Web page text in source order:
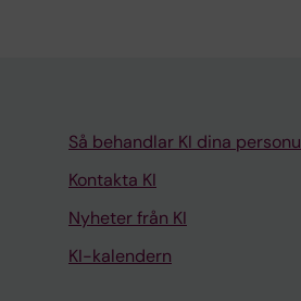
Så behandlar KI dina
Kontakta KI
Nyheter från KI
KI-kalendern